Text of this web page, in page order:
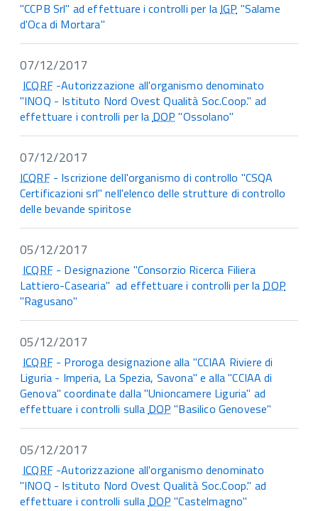
"CCPB Srl" ad effettuare i controlli per laIGP "Salame
d'Oca di Mortara"
07/12/2017
ICQRF-Autorizzazione all'organismo denominato
"INOQ - Istituto Nord Ovest Qualità Soc.Coop." ad
effettuare i controlli per laDOP "Ossolano"
07/12/2017
ICQRF- Iscrizione dell'organismo di controllo "CSQA
Certificazioni srl" nell'elenco delle strutture di controllo
delle bevande spiritose
05/12/2017
ICQRF- Designazione "Consorzio Ricerca Filiera
Lattiero-Casearia" ad effettuare i controlli per laDOP
"Ragusano"
05/12/2017
ICQRF- Proroga designazione alla "CCIAA Riviere di
Liguria - Imperia, La Spezia, Savona" e alla "CCIAA di
Genova" coordinate dalla "Unioncamere Liguria" ad
effettuare i controlli sullaDOP "Basilico Genovese"
05/12/2017
ICQRF-Autorizzazione all'organismo denominato
"INOQ - Istituto Nord Ovest Qualità Soc.Coop." ad
effettuare i controlli sullaDOP "Castelmagno"